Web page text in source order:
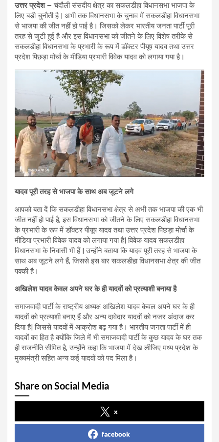
उत्तर प्रदेश – चंदौली संसदीय क्षेत्र का सकलडीहा विधानसभा भाजपा के
लिए बड़ी चुनौती है | अभी तक विधानसभा के चुनाव में सकलडीहा विधानसभा
से भाजपा की जीत नहीं हो पाई है। जिसको लेकर भारतीय जनता पार्टी पूरी
तरह से जुटी हुई है और इस विधानसभा को जीतने के लिए विशेष तरीके से
सकलडीहा विधानसभा के प्रभारी के रूप में डॉक्टर पीयूष यादव तथा उत्तर
प्रदेश पिछड़ा मोर्चा के मीडिया प्रभारी विवेक यादव को लगाया गया है।
यादव पूरी तरह से भाजपा के साथ अब जूटने लगे
आपको बता दें कि सकलडीहा विधानसभा क्षेत्र से अभी तक भाजपा की एक भी
जीत नहीं हो पाई है, इस विधानसभा को जीतने के लिए सकलडीहा विधानसभा
के प्रभारी के रूप में डॉक्टर पीयूष यादव तथा उत्तर प्रदेश पिछड़ा मोर्चा के
मीडिया प्रभारी विवेक यादव को लगाया गया है| विवेक यादव सकलडीहा
विधानसभा के निवासी भी हैं | उन्होंने बताया कि यादव पूरी तरह से भाजपा के
साथ अब जूटने लगे हैं, जिससे इस बार सकलडीहा विधानसभा क्षेत्र की जीत
पक्की है।
अखिलेश यादव केवल अपने घर के ही यादवों को प्रत्याशी बनाया है
समाजवादी पार्टी के राष्ट्रीय अध्यक्ष अखिलेश यादव केवल अपने घर के ही
यादवों को प्रत्याशी बनाए हैं और अन्य दावेदार यादवों को नजर अंदाज कर
दिया है| जिससे यादवों में आक्रोश बढ़ गया है। भारतीय जनता पार्टी में ही
यादवों का हित है क्योंकि जिले में भी समाजवादी पार्टी के कुछ यादव के घर तक
ही राजनीति सीमित है, उन्होंने कहा कि भाजपा में देख लीजिए मध्य प्रदेश के
मुख्यमंत्री सहित अन्य कई यादवों को पद मिला है।
Share on Social Media
x
facebook